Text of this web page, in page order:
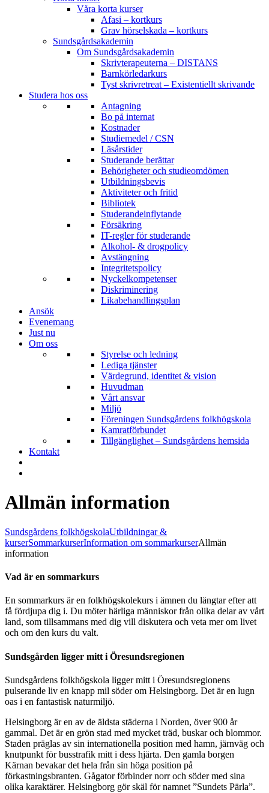
Våra korta kurser
Afasi – kortkurs
Grav hörselskada – kortkurs
Sundsgårdsakademin
Om Sundsgårdsakademin
Skrivterapeuterna – DISTANS
Barnkörledarkurs
Tyst skrivretreat – Existentiellt skrivande
Studera hos oss
Antagning
Bo på internat
Kostnader
Studiemedel / CSN
Läsårstider
Studerande berättar
Behörigheter och studieomdömen
Utbildningsbevis
Aktiviteter och fritid
Bibliotek
Studerandeinflytande
Försäkring
IT-regler för studerande
Alkohol- & drogpolicy
Avstängning
Integritetspolicy
Nyckelkompetenser
Diskriminering
Likabehandlingsplan
Ansök
Evenemang
Just nu
Om oss
Styrelse och ledning
Lediga tjänster
Värdegrund, identitet & vision
Huvudman
Vårt ansvar
Miljö
Föreningen Sundsgårdens folkhögskola
Kamratförbundet
Tillgänglighet – Sundsgårdens hemsida
Kontakt
Allmän information
Sundsgårdens folkhögskolaUtbildningar &
kurserSommarkurserInformation om sommarkurserAllmän
information
Vad är en sommarkurs
En sommarkurs är en folkhögskolekurs i ämnen du längtar efter att
få fördjupa dig i. Du möter härliga människor från olika delar av vårt
land, som tillsammans med dig vill diskutera och veta mer om livet
och om den kurs du valt.
Sundsgården ligger mitt i Öresundsregionen
Sundsgårdens folkhögskola ligger mitt i Öresundsregionens
pulserande liv en knapp mil söder om Helsingborg. Det är en lugn
oas i en fantastisk naturmiljö.
Helsingborg är en av de äldsta städerna i Norden, över 900 år
gammal. Det är en grön stad med mycket träd, buskar och blommor.
Staden präglas av sin internationella position med hamn, järnväg och
knutpunkt för busstrafik mitt i dess hjärta. Den gamla borgen
Kärnan bevakar det hela från sin höga position på
förkastningsbranten. Gågator förbinder norr och söder med sina
olika karaktärer. Helsingborg gör skäl för namnet ”Sundets Pärla”.